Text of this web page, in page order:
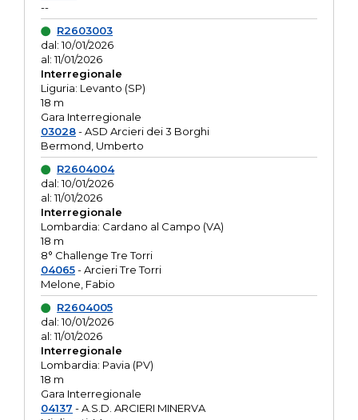
--
R2603003
dal: 10/01/2026
al: 11/01/2026
Interregionale
Liguria: Levanto (SP)
18 m
Gara Interregionale
03028- ASD Arcieri dei 3 Borghi
Bermond, Umberto
R2604004
dal: 10/01/2026
al: 11/01/2026
Interregionale
Lombardia: Cardano al Campo (VA)
18 m
8° Challenge Tre Torri
04065- Arcieri Tre Torri
Melone, Fabio
R2604005
dal: 10/01/2026
al: 11/01/2026
Interregionale
Lombardia: Pavia (PV)
18 m
Gara Interregionale
04137 - A.S.D. ARCIERI MINERVA